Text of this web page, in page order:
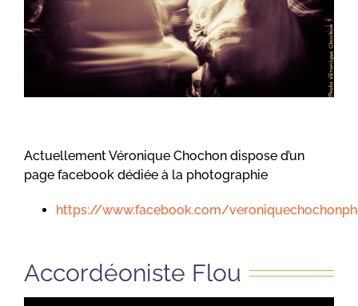
Actuellement Véronique Chochon dispose d’un
page facebook dédiée à la photographie
https://www.facebook.com/
Accordéoniste Flou